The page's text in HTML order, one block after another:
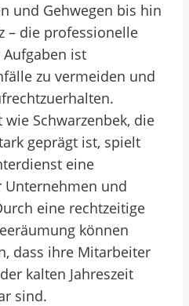
und Gehwegen bis hin
– die professionelle
ist
zu vermeiden und
Schwarzenbek, die
geprägt ist, spielt
eine
Unternehmen und
eine rechtzeitige
können
dass ihre Mitarbeiter
kalten Jahreszeit
sind.